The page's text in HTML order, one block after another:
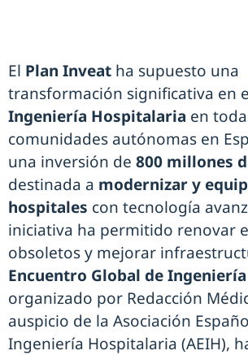
El Plan Inveat ha supuesto una
transformación significativa en
Ingeniería Hospitalaria en
comunidades autónomas en
una inversión de 800 millones
destinada a modernizar y
hospitales con tecnología
iniciativa ha permitido renovar
obsoletos y mejorar
Encuentro Global de
organizado por Redacción
auspicio de la Asociación
Ingeniería Hospitalaria (AEIH),